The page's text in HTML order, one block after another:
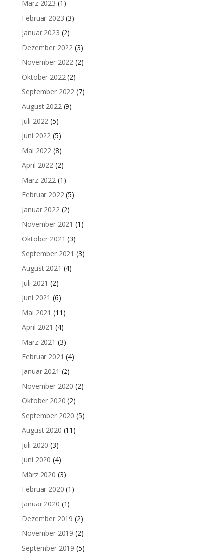
März 2023 (1)
Februar 2023 (3)
Januar 2023 (2)
Dezember 2022(3)
November 2022(2)
Oktober 2022(2)
September 2022(7)
August 2022(9)
Juli 2022(5)
Juni 2022(5)
Mai 2022(8)
April 2022(2)
März 2022(1)
Februar 2022(5)
Januar 2022(2)
November 2021 (1)
Oktober 2021 (3)
September 2021 (3)
August 2021 (4)
Juli 2021 (2)
Juni 2021 (6)
Mai 2021 (11)
April 2021 (4)
März 2021 (3)
Februar 2021 (4)
Januar 2021 (2)
November 2020 (2)
Oktober 2020 (2)
September 2020 (5)
August 2020 (11)
Juli 2020 (3)
Juni 2020 (4)
März 2020 (3)
Februar 2020 (1)
Januar 2020 (1)
Dezember 2019 (2)
November 2019 (2)
September 2019 (5)